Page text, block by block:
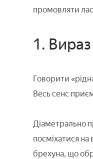
промовляти
1.
Говорити
Весь сенс
Діаметрально
посміхатися на
брехуна, що